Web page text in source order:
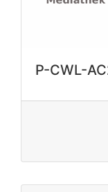
P-CWL-